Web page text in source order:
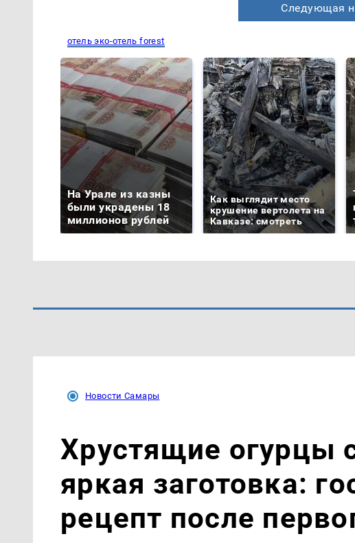
Следующая
отель эко-отель forest
На Урале из казны
были украдены 18
миллионов рублей
Как выглядит место
крушение вертолета на
Кавказе: смотреть
Новости Самары
Хрустящие огурцы
яркая заготовка:
рецепт после